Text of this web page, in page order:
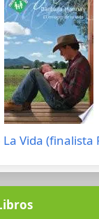
La Vida (finalista